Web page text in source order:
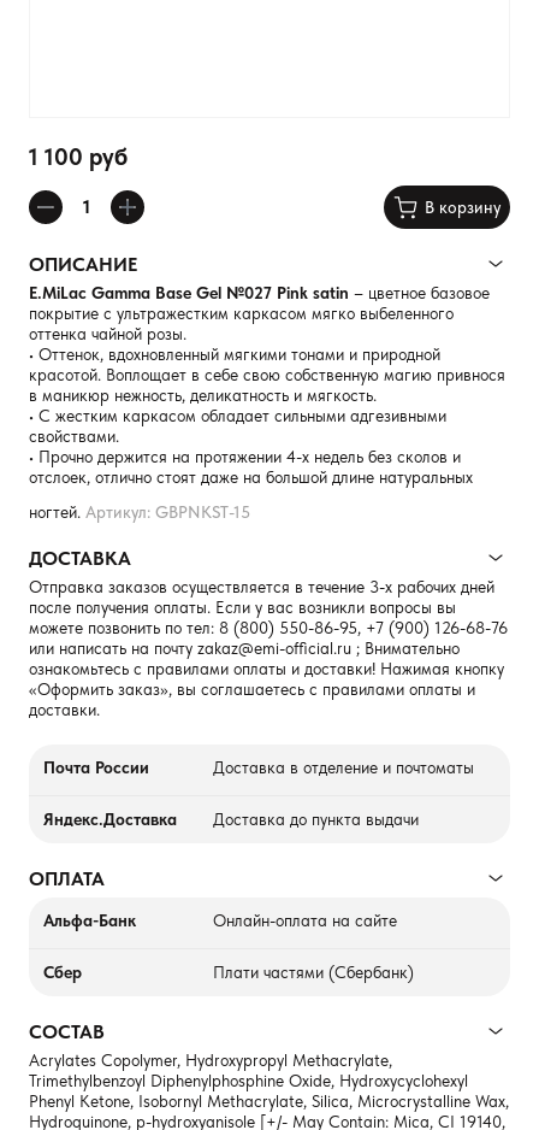
1 100 руб
В корзину
ОПИСАНИЕ
E.MiLac Gamma Base Gel №027 Pink satin – цветное базовое
покрытие с ультражестким каркасом мягко выбеленного
оттенка чайной розы.
• Оттенок, вдохновленный мягкими тонами и природной
красотой. Воплощает в себе свою собственную магию привнося
в маникюр нежность, деликатность и мягкость.
• С жестким каркасом обладает сильными адгезивными
свойствами.
• Прочно держится на протяжении 4-х недель без сколов и
отслоек, отлично стоят даже на большой длине натуральных
ногтей. Артикул: GBPNKST-15
ДОСТАВКА
Отправка заказов осуществляется в течение 3-х рабочих дней
после получения оплаты. Если у вас возникли вопросы вы
можете позвонить по тел: 8 (800) 550-86-95, +7 (900) 126-68-76
или написать на почту zakaz@emi-official.ru ; Внимательно
ознакомьтесь с правилами оплаты и доставки! Нажимая кнопку
«Оформить заказ», вы соглашаетесь с правилами оплаты и
доставки.
Почта России Доставка в отделение и почтоматы
Яндекс.Доставка Доставка до пункта выдачи
ОПЛАТА
Альфа-Банк Онлайн-оплата на сайте
Сбер Плати частями (Сбербанк)
СОСТАВ
Acrylates Copolymer, Hydroxypropyl Methacrylate,
Trimethylbenzoyl Diphenylphosphine Oxide, Hydroxycyclohexyl
Phenyl Ketone, Isobornyl Methacrylate, Silica, Microcrystalline Wax,
Hydroquinone, p-hydroxyanisole [+/- May Contain: Mica, CI 19140,